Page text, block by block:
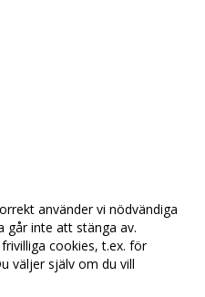
använder vi nödvändiga
går inte att stänga av.
cookies, t.ex. för
väljer själv om du vill